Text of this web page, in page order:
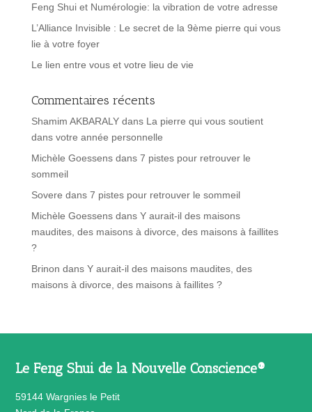
Feng Shui et Numérologie: la vibration de votre adresse
L’Alliance Invisible : Le secret de la 9ème pierre qui vous
lie à votre foyer
Le lien entre vous et votre lieu de vie
Commentaires récents
Shamim AKBARALYdans La pierre qui vous soutient
dans votre année personnelle
Michèle Goessensdans 7 pistes pour retrouver le
sommeil
Sovere dans 7 pistes pour retrouver le sommeil
Michèle Goessensdans Y aurait-il des maisons
maudites, des maisons à divorce, des maisons à faillites
?
Brinon dans Y aurait-il des maisons maudites, des
maisons à divorce, des maisons à faillites ?
Le Feng Shui de la Nouvelle Conscience®
59144 Wargnies le Petit